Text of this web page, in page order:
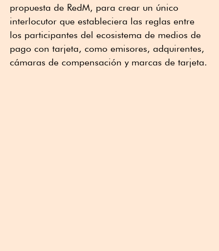
propuesta de RedM, para crear un único
interlocutor que estableciera las reglas entre
los participantes del ecosistema de medios de
pago con tarjeta, como emisores, adquirentes,
cámaras de compensación y marcas de tarjeta.